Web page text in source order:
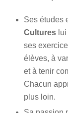
Ses études
Cultures
ses
élèves, à
et à tenir
Chacun
plus loin.